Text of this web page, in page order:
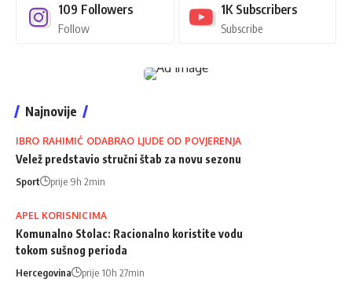
109 Followers
Follow
1K Subscribers
Subscribe
Najnovije
IBRO RAHIMIĆ ODABRAO LJUDE OD POVJERENJA
Velež predstavio stručni štab za novu sezonu
Sport prije 9h 2min
APEL KORISNICIMA
Komunalno Stolac: Racionalno koristite vodu
tokom sušnog perioda
Hercegovina prije 10h 27min